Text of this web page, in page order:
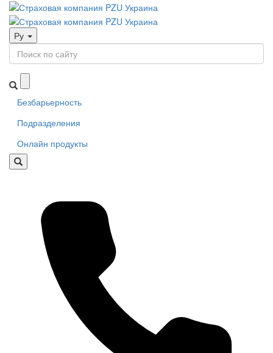
Ру
Безбарьерность
Подразделения
Онлайн продукты